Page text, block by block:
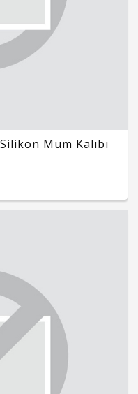
Mum Kalıbı